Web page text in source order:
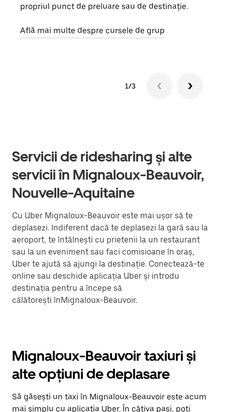
propriul punct de preluare sau de destinație.
Află mai multe despre cursele de grup
1/3
Servicii de ridesharing și alte
servicii în Mignaloux-Beauvoir,
Nouvelle-Aquitaine
Cu Uber Mignaloux-Beauvoir este mai ușor să te
deplasezi. Indiferent dacă te deplasezi la gară sau la
aeroport, te întâlnești cu prietenii la un restaurant
sau la un eveniment sau faci comisioane în oraș,
Uber te ajută să ajungi la destinație. Conectează-te
online sau deschide aplicația Uber și introdu
destinația pentru a începe să
călătorești înMignaloux-Beauvoir.
Mignaloux-Beauvoir taxiuri și
alte opțiuni de deplasare
Să găsești un taxi în Mignaloux-Beauvoir este acum
mai simplu cu aplicația Uber. În câțiva pași, poți